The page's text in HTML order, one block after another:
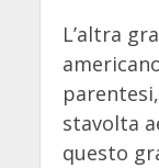
L’altra
stavolta
questo